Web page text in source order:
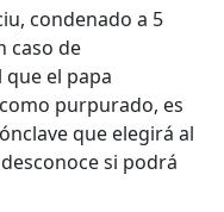
condenado a 5
caso de
el papa
purpurado, es
que elegirá al
si podrá